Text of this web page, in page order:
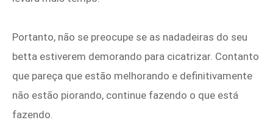
Portanto, não se preocupe se as nadadeiras do seu
betta estiverem demorando para cicatrizar. Contanto
que pareça que estão melhorando e definitivamente
não estão piorando, continue fazendo o que está
fazendo.